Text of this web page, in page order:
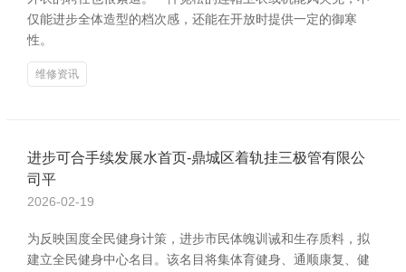
仅能进步全体造型的档次感，还能在开放时提供一定的御寒
性。
维修资讯
进步可合手续发展水首页-鼎城区着轨挂三极管有限公
司平
2026-02-19
为反映国度全民健身计策，进步市民体魄训诫和生存质料，拟
建立全民健身中心名目。该名目将集体育健身、通顺康复、健